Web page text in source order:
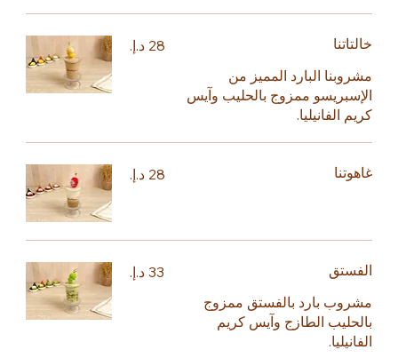
خالتاتنا
مشروبنا البارد المميز من
الإسبريسو ممزوج بالحليب وآيس
كريم الفانيليا.
غاهوتنا
الفستق
مشروب بارد بالفستق ممزوج
بالحليب الطازج وآيس كريم
الفانيليا.